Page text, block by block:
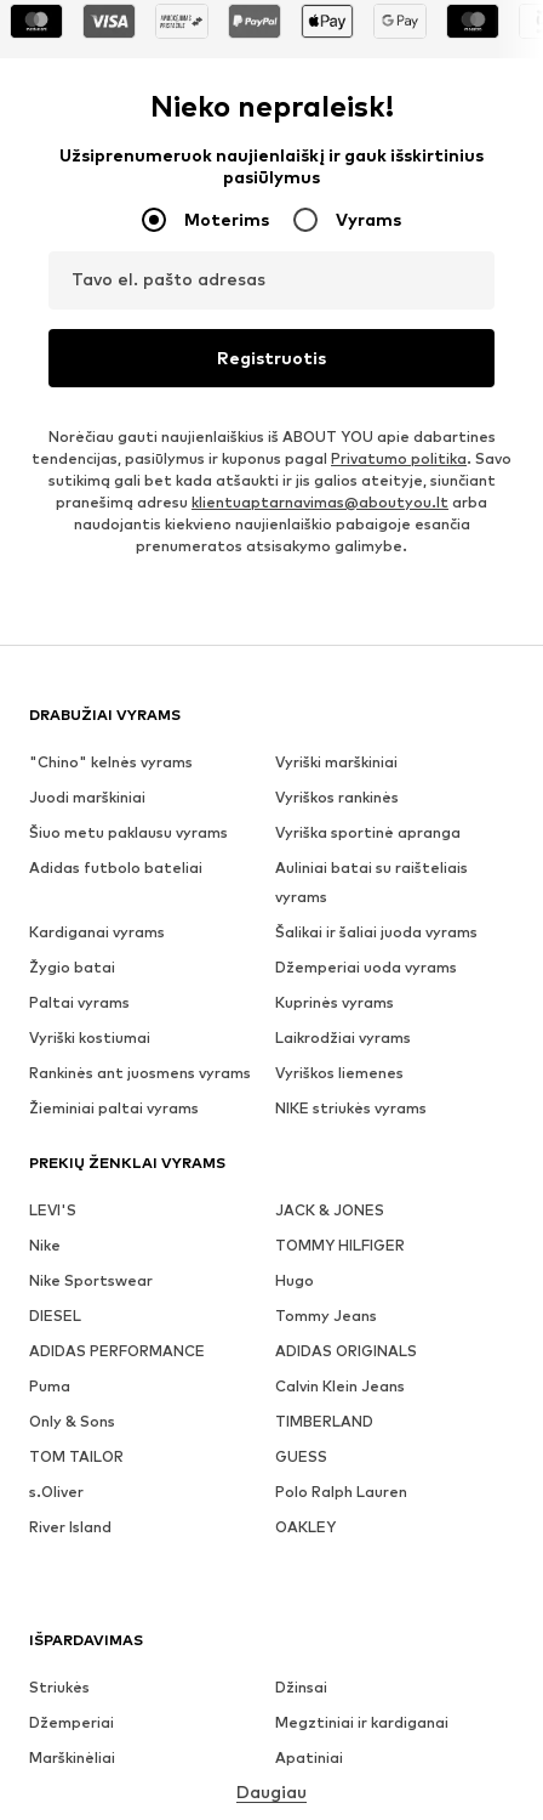
Nieko nepraleisk!
Užsiprenumeruok naujienlaiškį ir gauk išskirtinius
pasiūlymus
Moterims Vyrams
Tavo el. pašto adresas
Registruotis
Norėčiau gauti naujienlaiškius iš ABOUT YOU apie dabartines
tendencijas, pasiūlymus ir kuponus pagal Privatumo politika. Savo
sutikimą gali bet kada atšaukti ir jis galios ateityje, siunčiant
pranešimą adresu klientuaptarnavimas@aboutyou.lt arba
naudojantis kiekvieno naujienlaiškio pabaigoje esančia
prenumeratos atsisakymo galimybe.
DRABUŽIAI VYRAMS
"Chino" kelnės vyrams
Vyriški marškiniai
Juodi marškiniai
Vyriškos rankinės
Šiuo metu paklausu vyrams
Vyriška sportinė apranga
Adidas futbolo bateliai
Auliniai batai su raišteliais
vyrams
Kardiganai vyrams
Šalikai ir šaliai juoda vyrams
Žygio batai
Džemperiai uoda vyrams
Paltai vyrams
Kuprinės vyrams
Vyriški kostiumai
Laikrodžiai vyrams
Rankinės ant juosmens vyrams
Vyriškos liemenes
Žieminiai paltai vyrams
NIKE striukės vyrams
PREKIŲ ŽENKLAI VYRAMS
LEVI'S
JACK & JONES
Nike
TOMMY HILFIGER
Nike Sportswear
Hugo
DIESEL
Tommy Jeans
ADIDAS PERFORMANCE
ADIDAS ORIGINALS
Puma
Calvin Klein Jeans
Only & Sons
TIMBERLAND
TOM TAILOR
GUESS
s.Oliver
Polo Ralph Lauren
River Island
OAKLEY
IŠPARDAVIMAS
Striukės
Džinsai
Džemperiai
Megztiniai ir kardiganai
Marškinėliai
Apatiniai
Marškiniai
Daugiau